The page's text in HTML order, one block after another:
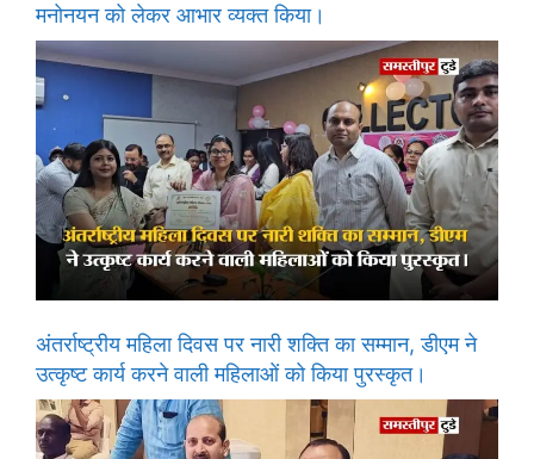
मनोनयन को लेकर आभार व्यक्त किया।
अंतर्राष्ट्रीय महिला दिवस पर नारी शक्ति का सम्मान, डीएम ने
उत्कृष्ट कार्य करने वाली महिलाओं को किया पुरस्कृत।